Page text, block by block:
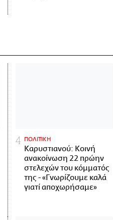
ΠΟΛΙΤΙΚΗ
Καρυστιανού: Κοινή
ανακοίνωση 22 πρώην
στελεχών του κόμματός
της - «Γνωρίζουμε καλά
γιατί αποχωρήσαμε»